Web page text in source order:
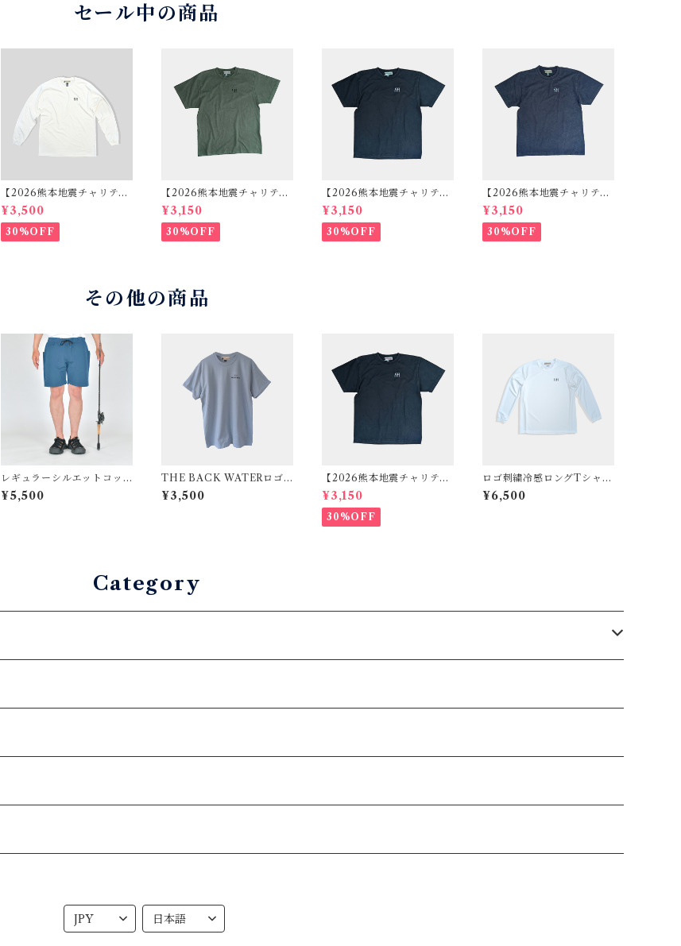
セール中の商品
【2026熊本地震チャリティ
セール】ロゴ刺繍ロングTシ
ャツ ホワイト
¥3,500
30%OFF
【2026熊本地震チャリティ
セール】ロゴ刺繍ヴィンテ
ージテイストTシャツ カー
キ
¥3,150
30%OFF
【2026熊本地震チャリティ
セール】ロゴ刺繍ヴィンテ
ージテイストTシャツ ブラ
ック
¥3,150
30%OFF
【2026熊本地震チャリティ
セール】ロゴ刺繍ヴィンテ
ージテイストTシャツ ネイ
ビー
¥3,150
30%OFF
その他の商品
レギュラーシルエットコッ
トンナイロンイージーショ
ートパンツ "The Sallow Ga
¥5,500
THE BACK WATERロゴ
プリントTシャツ くすみブ
ルー
¥3,500
【2026熊本地震チャリティ
セール】ロゴ刺繍ヴィンテ
ージテイストTシャツ ブラ
ック
¥3,150
30%OFF
ロゴ刺繍冷感ロングTシャ
ツ ホワイト
¥6,500
Category